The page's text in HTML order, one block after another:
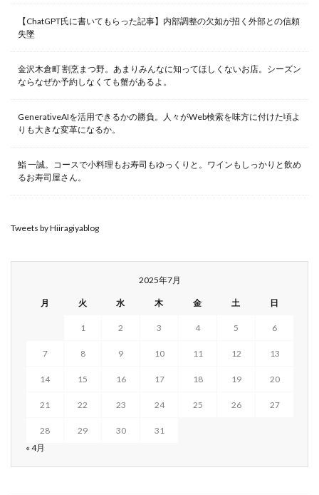
【ChatGPT氏に書いてもらった記事】内部調整の欠如が招く外部との信頼
失墜
金沢木倉町 割烹まつ野。あまりみんなに知ってほしくないお店。シーズン
ならなぜか予約しなくても蟹があるよ。
GenerativeAIを活用できるかの勝負。人々がWeb検索を味方に付けた頃よ
りも大きな変革になるか。
鮨 一誠。コースで小料理もお寿司もゆっくりと。ワインもしっかりと飲め
るお寿司屋さん。
Tweets by Hiiragiyablog
2025年7月
月 火 水 木 金 土 日
1 2 3 4 5 6
7 8 9 10 11 12 13
14 15 16 17 18 19 20
21 22 23 24 25 26 27
28 29 30
31
« 4月